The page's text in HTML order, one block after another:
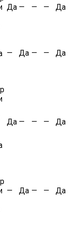
Да — — — Да
— Да — — Да
Да — — — Да
— Да — — Да